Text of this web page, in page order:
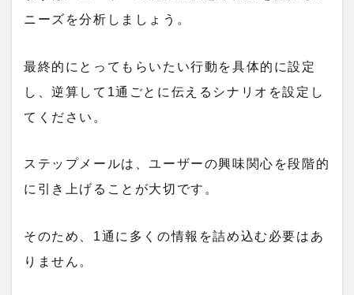
ニーズを分析しましょう。
最終的にとってもらいたい行動を具体的に設定
し、逆算して1通ごとに伝えるシナリオを設定し
てください。
ステップメールは、ユーザーの興味関心を段階的
に引き上げることが大切です。
そのため、1通に多くの情報を詰め込む必要はあ
りません。